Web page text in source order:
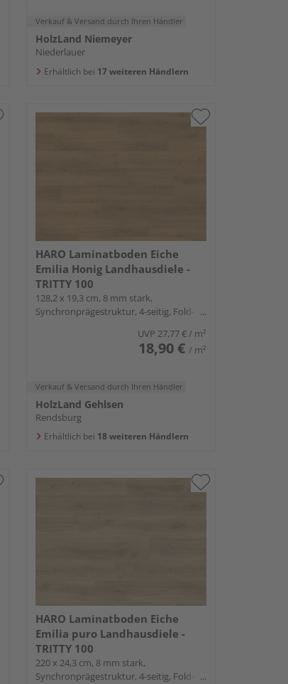
Verkauf & Versand durch Ihren Händler
HolzLand Niemeyer
Niederlauer
Erhältlich bei 17 weiteren Händlern
HARO Laminatboden Eiche
Emilia Honig Landhausdiele -
TRITTY 100
128,2 x 19,3 cm, 8 mm stark,
Synchronprägestruktur, 4-seitig, Fold-
UVP 27,77 €/ m²
18,90 € / m²
Verkauf & Versand durch Ihren Händler
HolzLand Gehlsen
Rendsburg
Erhältlich bei 18 weiteren Händlern
HARO Laminatboden Eiche
Emilia puro Landhausdiele -
TRITTY 100
220 x 24,3 cm, 8 mm stark,
Synchronprägestruktur, 4-seitig, Fold-